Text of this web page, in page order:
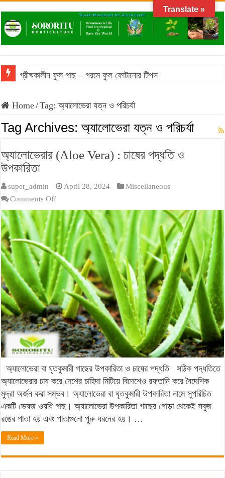
গ্রীষ্মকালীন ফুল গাছ – গরমে ফুল ফোটানোর টিপস
Home/Tag:অ্যালোভেরা যত্ন ও পরিচর্যা
Tag Archives:অ্যালোভেরা যত্ন ও পরিচর্যা
অ্যালোভেরার (Aloe Vera) : চাষের পদ্ধতি ও
উপকারিতা
super_admin April 28, 2024
Miscellaneous
Comments Offon
অ্যালোভেরার
(Aloe
Vera)
:
চাষের
পদ্ধতি
ও
উপকারিতা
অ্যালোভেরা বা ঘৃতকুমারী গাছের উপকারিতা ও চাষের পদ্ধতি সঠিক পদ্ধতিতে
অ্যালোভেরার চাষ করে দেশের চাহিদা মিটিয়ে বিদেশেও রফতানি করে বৈদেশিক
মুদ্রা অর্জন করা সম্ভব। অ্যালোভেরা বা ঘৃতকুমারী উপকারিতা নামে সুপরিচিত
একটি ভেষজ ওষধি গাছ। অ্যালোভেরা উপকারিতা গাছের গোড়া থেকেই সবুজ
রঙের পাতা হয় এবং পাতাগুলো পুরু ধরনের হয়। …
Read More »
Translate »